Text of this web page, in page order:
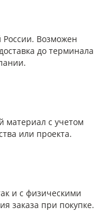
химическим
всей структуре
пробою
Возможен
до терминала
материал с учетом
или проекта.
и с физическими
заказа при покупке.